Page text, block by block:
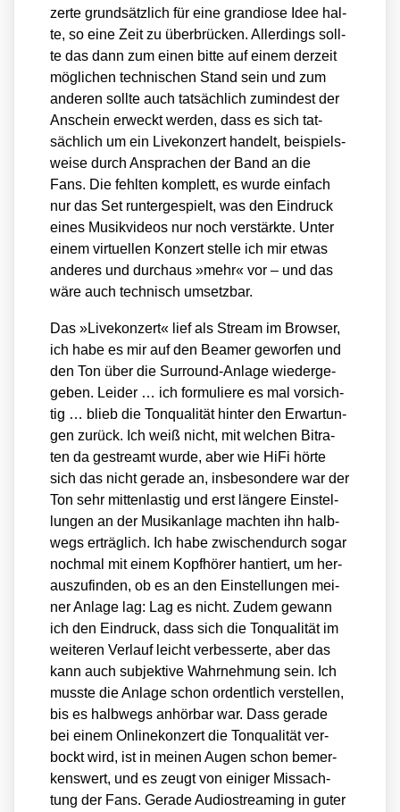
zer­te grund­sätz­lich für eine gran­dio­se Idee hal­
te, so eine Zeit zu über­brü­cken. Aller­dings soll­
te das dann zum einen bit­te auf einem der­zeit
mög­li­chen tech­ni­schen Stand sein und zum
ande­ren soll­te auch tat­säch­lich zumin­dest der
Anschein erweckt wer­den, dass es sich tat­
säch­lich um ein Live­kon­zert han­delt, bei­spiels­
wei­se durch Anspra­chen der Band an die
Fans. Die fehl­ten kom­plett, es wur­de ein­fach
nur das Set run­ter­ge­spielt, was den Ein­druck
eines Musik­vi­de­os nur noch ver­stärk­te. Unter
einem vir­tu­el­len Kon­zert stel­le ich mir etwas
ande­res und durch­aus »mehr« vor – und das
wäre auch tech­nisch umsetz­bar.
Das »Live­kon­zert« lief als Stream im Brow­ser,
ich habe es mir auf den Bea­mer gewor­fen und
den Ton über die Sur­round-Anla­ge wie­der­ge­
ge­ben. Lei­der … ich for­mu­lie­re es mal vor­sich­
tig … blieb die Ton­qua­li­tät hin­ter den Erwar­tun­
gen zurück. Ich weiß nicht, mit wel­chen Bit­ra­
ten da gestreamt wur­de, aber wie HiFi hör­te
sich das nicht gera­de an, ins­be­son­de­re war der
Ton sehr mit­ten­las­tig und erst län­ge­re Ein­stel­
lun­gen an der Musik­an­la­ge mach­ten ihn halb­
wegs erträg­lich. Ich habe zwi­schen­durch sogar
noch­mal mit einem Kopf­hö­rer han­tiert, um her­
aus­zu­fin­den, ob es an den Ein­stel­lun­gen mei­
ner Anla­ge lag: Lag es nicht. Zudem gewann
ich den Ein­druck, dass sich die Ton­qua­li­tät im
wei­te­ren Ver­lauf leicht ver­bes­ser­te, aber das
kann auch sub­jek­ti­ve Wahr­neh­mung sein. Ich
muss­te die Anla­ge schon ordent­lich ver­stel­len,
bis es halb­wegs anhör­bar war. Dass gera­de
bei einem Online­kon­zert die Ton­qua­li­tät ver­
bockt wird, ist in mei­nen Augen schon bemer­
kens­wert, und es zeugt von eini­ger Miss­ach­
tung der Fans. Gera­de Audio­strea­ming in guter